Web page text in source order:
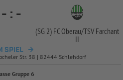
- : -
(SG 2) FC Oberau/TSV Farchant
II
SPIEL
Str. 38 | 82444 Schlehdorf
Gruppe 6